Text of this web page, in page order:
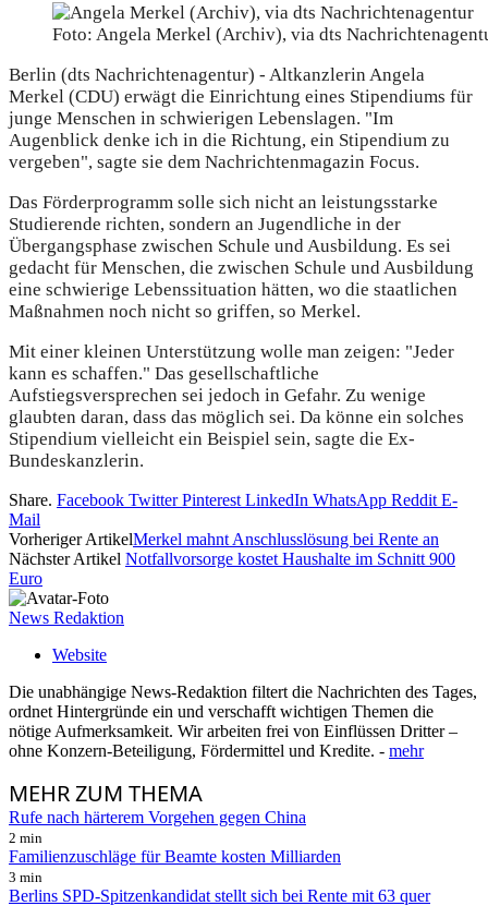
Foto: Angela Merkel (Archiv), via dts
Berlin (dts Nachrichtenagentur) - Altkanzlerin Angela
Merkel (CDU) erwägt die Einrichtung eines Stipendiums für
junge Menschen in schwierigen Lebenslagen. "Im
Augenblick denke ich in die Richtung, ein Stipendium zu
vergeben", sagte sie dem Nachrichtenmagazin Focus.
Das Förderprogramm solle sich nicht an leistungsstarke
Studierende richten, sondern an Jugendliche in der
Übergangsphase zwischen Schule und Ausbildung. Es sei
gedacht für Menschen, die zwischen Schule und Ausbildung
eine schwierige Lebenssituation hätten, wo die staatlichen
Maßnahmen noch nicht so griffen, so Merkel.
Mit einer kleinen Unterstützung wolle man zeigen: "Jeder
kann es schaffen." Das gesellschaftliche
Aufstiegsversprechen sei jedoch in Gefahr. Zu wenige
glaubten daran, dass das möglich sei. Da könne ein solches
Stipendium vielleicht ein Beispiel sein, sagte die Ex-
Bundeskanzlerin.
Share. Facebook Twitter Pinterest LinkedIn WhatsApp Reddit E-
Mail
Vorheriger ArtikelMerkel mahnt Anschlusslösung bei Rente an
Nächster Artikel Notfallvorsorge kostet Haushalte im Schnitt 900
Euro
News Redaktion
Website
Die unabhängige News-Redaktion filtert die Nachrichten des Tages,
ordnet Hintergründe ein und verschafft wichtigen Themen die
nötige Aufmerksamkeit. Wir arbeiten frei von Einflüssen Dritter –
ohne Konzern-Beteiligung, Fördermittel und Kredite. - mehr
MEHRZUM THEMA
Rufe nach härterem Vorgehen gegen China
2 min
Familienzuschläge für Beamte kosten Milliarden
3 min
Berlins SPD-Spitzenkandidat stellt sich bei Rente mit 63 quer